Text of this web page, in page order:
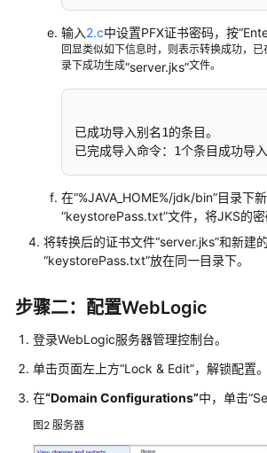
SSL
证
书
在
服
务
安
装
SSL
证
Resin
服
器
安
输入2.c中设置PFX证书密码，按
回显类似如下信息时，则表示转换成功，
录下成功生成“server.jks”文件。
已成功导入别名1的条目。
已完成导入命令：1个条目成功导
在“%JAVA_HOME%/jdk/bin”目录下
“keystorePass.txt”文件，将JKS的密
将转换后的证书文件“server.jks”和新建
“keystorePass.txt”放在同一目录下。
步骤二：配置WebLogic
登录WebLogic服务器管理控制台。
单击页面左上方“Lock & Edit”，解锁配置。
在“Domain Configurations”中，单击
图2 服务器